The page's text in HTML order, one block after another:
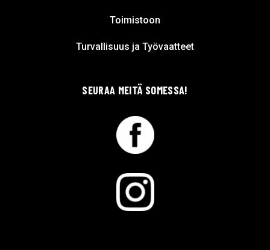
Toimistoon
Turvallisuus ja Työvaatteet
SEURAA MEITÄ SOMESSA!